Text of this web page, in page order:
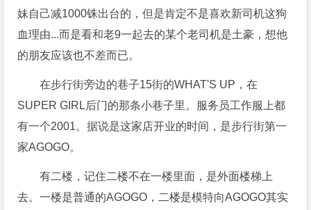
妹自己减1000铢出台的，但是肯定不是喜欢新司机这狗
血理由...而是看和老9一起去的某个老司机是土豪，想他
的朋友应该也不差而已。
在步行街旁边的巷子15街的WHAT'S UP，在
SUPER GIRL后门的那条小巷子里。服务员工作服上都
有一个2001。据说是这家店开业的时间，是步行街第一
家AGOGO。
有二楼，记住二楼不在一楼里面，是外面楼梯上
去。一楼是普通的AGOGO，二楼是模特向AGOGO其实